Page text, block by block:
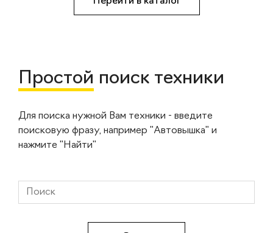
Простой поиск техники
Для поиска нужной Вам техники - введите
поисковую фразу, например "Автовышка" и
нажмите "Найти"